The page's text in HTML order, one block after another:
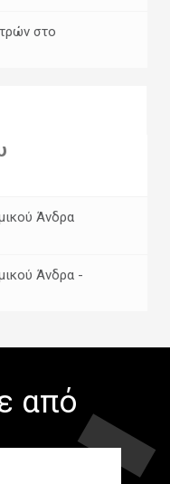
στο
Άνδρα
Άνδρα -
από